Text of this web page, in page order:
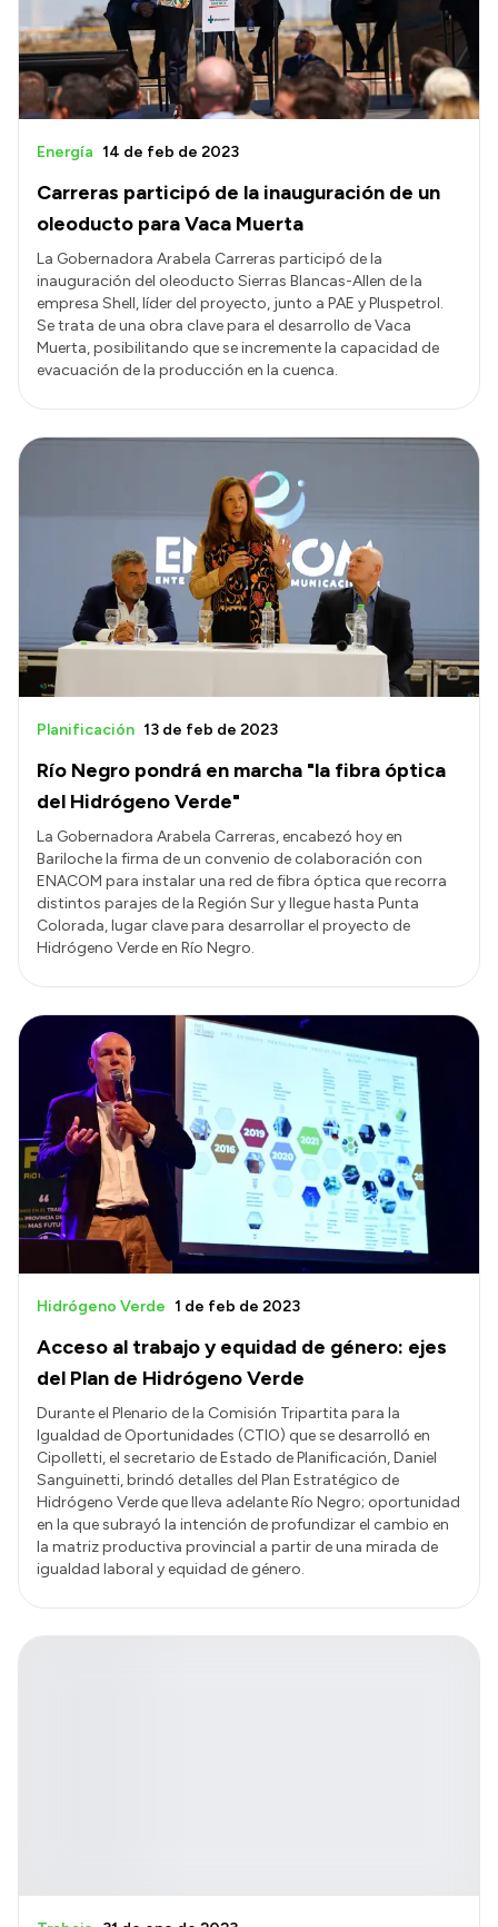
Carreras participó de la inauguración de un
oleoducto para Vaca Muerta
Energía 14 de feb de 2023
La Gobernadora Arabela Carreras participó de la
inauguración del oleoducto Sierras Blancas-Allen de la
empresa Shell, líder del proyecto, junto a PAE y Pluspetrol.
Se trata de una obra clave para el desarrollo de Vaca
Muerta, posibilitando que se incremente la capacidad de
evacuación de la producción en la cuenca.
Río Negro pondrá en marcha "la fibra óptica
del Hidrógeno Verde"
Planificación 13 de feb de 2023
La Gobernadora Arabela Carreras, encabezó hoy en
Bariloche la firma de un convenio de colaboración con
ENACOM para instalar una red de fibra óptica que recorra
distintos parajes de la Región Sur y llegue hasta Punta
Colorada, lugar clave para desarrollar el proyecto de
Hidrógeno Verde en Río Negro.
Acceso al trabajo y equidad de género: ejes
del Plan de Hidrógeno Verde
Hidrógeno Verde 1 de feb de 2023
Durante el Plenario de la Comisión Tripartita para la
Igualdad de Oportunidades (CTIO) que se desarrolló en
Cipolletti, el secretario de Estado de Planificación, Daniel
Sanguinetti, brindó detalles del Plan Estratégico de
Hidrógeno Verde que lleva adelante Río Negro; oportunidad
en la que subrayó la intención de profundizar el cambio en
la matriz productiva provincial a partir de una mirada de
igualdad laboral y equidad de género.